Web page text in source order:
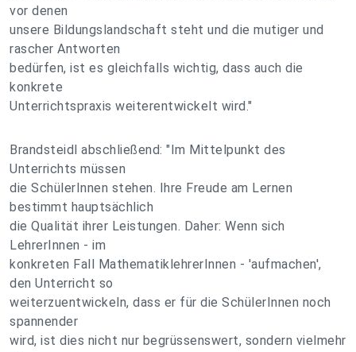
vor denen
unsere Bildungslandschaft steht und die mutiger und
rascher Antworten
bedürfen, ist es gleichfalls wichtig, dass auch die
konkrete
Unterrichtspraxis weiterentwickelt wird."
Brandsteidl abschließend: "Im Mittelpunkt des
Unterrichts müssen
die SchülerInnen stehen. Ihre Freude am Lernen
bestimmt hauptsächlich
die Qualität ihrer Leistungen. Daher: Wenn sich
LehrerInnen - im
konkreten Fall MathematiklehrerInnen - 'aufmachen',
den Unterricht so
weiterzuentwickeln, dass er für die SchülerInnen noch
spannender
wird, ist dies nicht nur begrüssenswert, sondern vielmehr